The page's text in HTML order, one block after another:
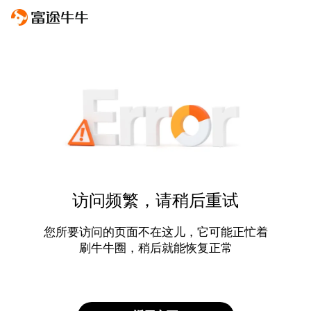
访问频繁，请稍后重试
您所要访问的页面不在这儿，它可能正忙着
刷牛牛圈，稍后就能恢复正常